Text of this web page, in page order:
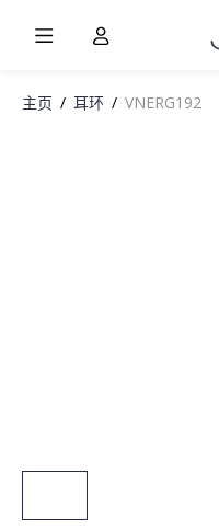
主页 / 耳环 / VNERG192
Burger Menu
User